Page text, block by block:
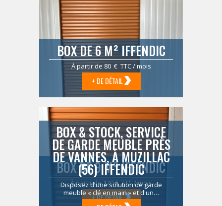
BOX DE 6 M² IFFENDIC
À partir de 80 € TTC / mois
+ DE DÉTAIL
BOX DE 9 M² IFFENDIC
À partir de 120 € TTC / mois
+ DE DÉTAIL
BOX & STOCK, SERVICE
DE GARDE MEUBLE PRÈS
DE VANNES, À MUZILLAC
(56) IFFENDIC
Disposez d'une solution de garde
meuble « clé en main » et d'un…